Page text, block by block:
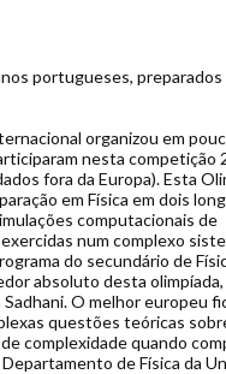
portugueses, preparados
organizou em
nesta competição
fora da Europa). Esta
em Física em dois
computacionais de
num complexo
do secundário de
absoluto desta
O melhor europeu
questões teóricas
complexidade quando
de Física da